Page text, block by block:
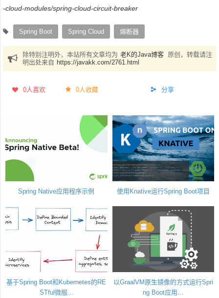
-cloud-modules/spring-cloud-circuit-breaker
Spring Boot Spring Cloud 熔断器
除特别注明外，本站所有文章均为 老K的Java博客 原创，转载请注
明出处来自 https://javakk.com/2761.html
0人喜欢 0人收藏 分享
Spring Native应用程序示例 使用Knative运行Spring Boot项目
基于Spring Boot和Kubernetes的RE
STful微服...
以GraalVM原生镜像的方式运行Spri
ng Boot应用...